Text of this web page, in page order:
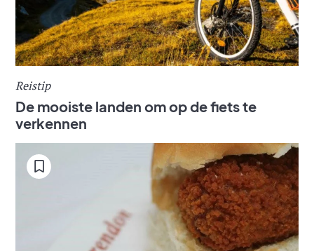
Reistip
De mooiste landen om op de fiets te
verkennen